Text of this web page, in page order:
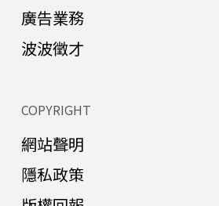
廣告業務
波波徵才
COPYRIGHT
網站聲明
隱私政策